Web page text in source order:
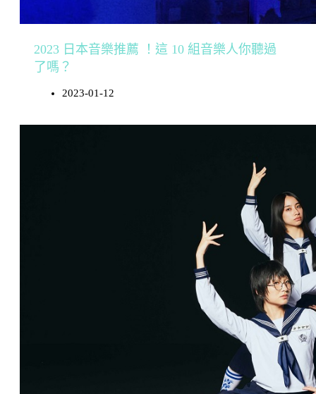
2023 日本音樂推薦 ！這 10 組音樂人你聽過
了嗎？
2023-01-12